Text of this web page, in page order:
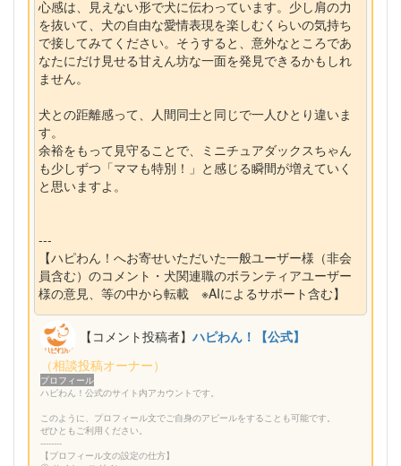
心感は、見えない形で犬に伝わっています。少し肩の力
を抜いて、犬の自由な愛情表現を楽しむくらいの気持ち
で接してみてください。そうすると、意外なところであ
なたにだけ見せる甘えん坊な一面を発見できるかもしれ
ません。
犬との距離感って、人間同士と同じで一人ひとり違いま
す。
余裕をもって見守ることで、ミニチュアダックスちゃん
も少しずつ「ママも特別！」と感じる瞬間が増えていく
と思いますよ。
---
【ハピわん！へお寄せいただいた一般ユーザー様（非会
員含む）のコメント・犬関連職のボランティアユーザー
様の意見、等の中から転載 ※AIによるサポート含む】
【コメント投稿者】ハピわん！【公式】
（相談投稿オーナー）
プロフィール
ハピわん！公式のサイト内アカウントです。
このように、プロフィール文でご自身のアピールをすることも可能です。
ぜひともご利用ください。
--------
【プロフィール文の設定の仕方】